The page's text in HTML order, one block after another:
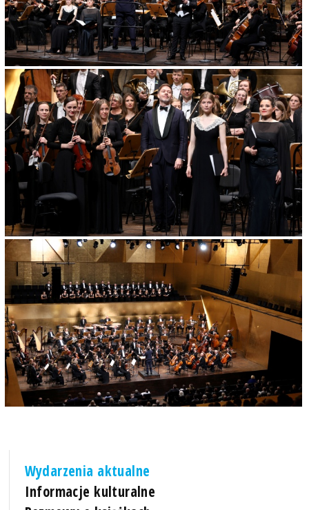
Wydarzenia aktualne
Informacje kulturalne